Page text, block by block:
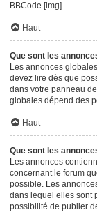
BBCode [img].
Haut
Que sont les
Les annonces
devez lire dès que
dans votre panneau
globales dépend des
Haut
Que sont les
Les annonces
concernant le forum
possible. Les
dans lequel elles sont
possibilité de publier